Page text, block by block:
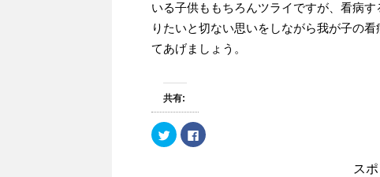
いる子供ももちろんツライですが、看病
りたいと切ない思いをしながら我が子の
てあげましょう。
共有:
ク
リ
F
a
ス